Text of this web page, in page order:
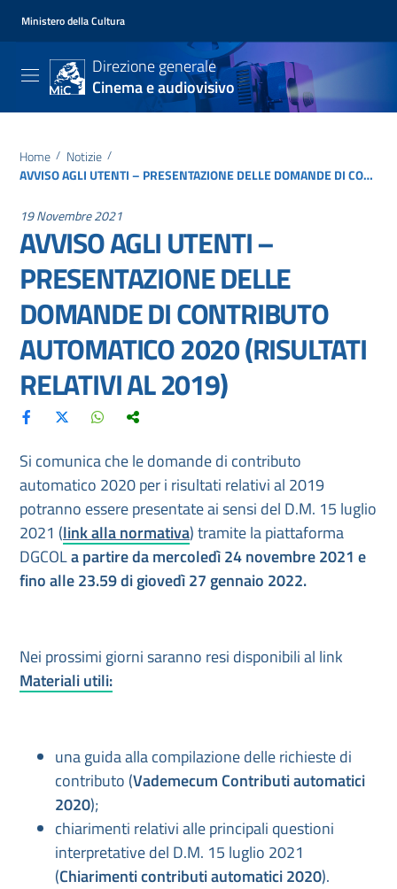
Ministero della Cultura
Direzione generale
Cinema e audiovisivo
Home / Notizie /
AVVISO AGLI UTENTI – PRESENTAZIONE DELLE DOMANDE DI CONTRIBUTO AUTOMATICO 2020 (RISULTATI RELATIVI AL 2019)
19 Novembre 2021
AVVISO AGLI UTENTI –
PRESENTAZIONE DELLE
DOMANDE DI CONTRIBUTO
AUTOMATICO 2020 (RISULTATI
RELATIVI AL 2019)
Si comunica che le domande di contributo
automatico 2020 per i risultati relativi al 2019
potranno essere presentate ai sensi del D.M. 15 luglio
2021 (link alla normativa) tramite la piattaforma
DGCOLa partire da mercoledì 24 novembre 2021 e
fino alle 23.59 di giovedì 27 gennaio 2022.
Nei prossimi giorni saranno resi disponibili al link
Materiali utili:
una guida alla compilazione delle richieste di
contributo (Vademecum Contributi automatici
2020);
chiarimenti relativi alle principali questioni
interpretative del D.M. 15 luglio 2021
(Chiarimenti contributi automatici 2020).